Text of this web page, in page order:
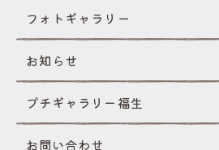
創作民話
文化財
国際性･イベント
自然･景観
フォトギャラリー
お知らせ
プチギャラリー福生
お問い合わせ